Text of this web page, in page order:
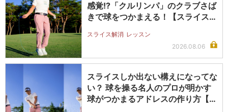
感覚!?「クルリンパ」のクラブさば
きで球をつかまえる！【スライス完
スライス解消 レッスン
2026.08.06
スライスしか出ない構えになってな
い？ 球を操る名人のプロが明かす
球がつかまるアドレスの作り方【ス